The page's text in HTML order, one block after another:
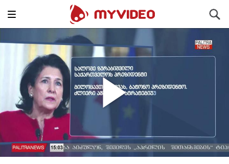
Toggle